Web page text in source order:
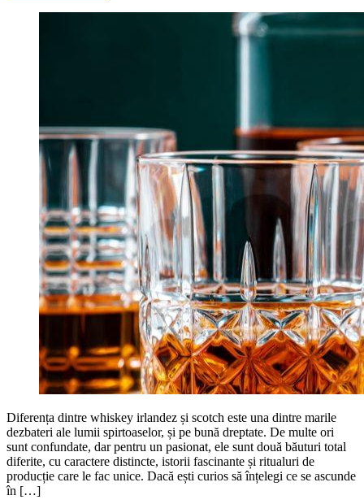
Diferența dintre whiskey irlandez și scotch este una dintre marile
dezbateri ale lumii spirtoaselor, și pe bună dreptate. De multe ori
sunt confundate, dar pentru un pasionat, ele sunt două băuturi total
diferite, cu caractere distincte, istorii fascinante și ritualuri de
producție care le fac unice. Dacă ești curios să înțelegi ce se ascunde
în […]